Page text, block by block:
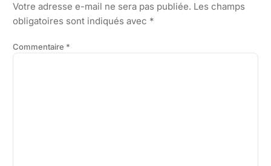
Votre adresse e-mail ne sera pas publiée. Les champs
obligatoires sont indiqués avec *
Commentaire *